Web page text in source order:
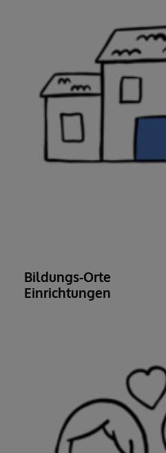
Bildungs-Orte
Einrichtungen